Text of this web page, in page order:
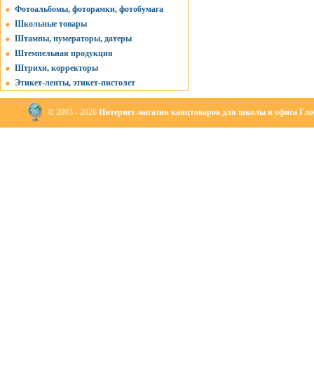
Фотоальбомы, фоторамки, фотобумага
Школьные товары
Штампы, нумераторы, датеры
Штемпельная продукция
Штрихи, корректоры
Этикет-ленты, этикет-пистолет
© 2003 - 2026 Интернет-магазин канцтоваров для школы и офиса